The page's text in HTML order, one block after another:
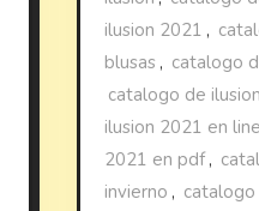
ilusion 2021 ,
blusas , catalogo
catalogo de
ilusion 2021 en
2021 en pdf,
invierno ,